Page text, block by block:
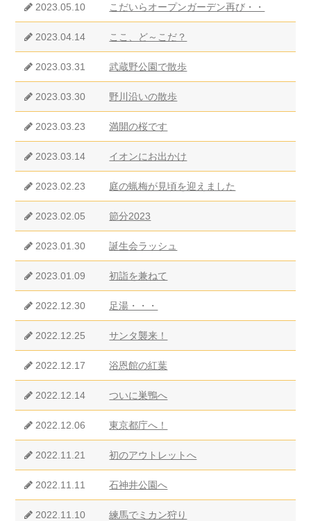
2023.05.10 こだいらオープンガーデン再び・・
2023.04.14 ここ、ど～こだ？
2023.03.31 武蔵野公園で散歩
2023.03.30 野川沿いの散歩
2023.03.23 満開の桜です
2023.03.14 イオンにお出かけ
2023.02.23 庭の蝋梅が見頃を迎えました
2023.02.05 節分2023
2023.01.30 誕生会ラッシュ
2023.01.09 初詣を兼ねて
2022.12.30 足湯・・・
2022.12.25 サンタ襲来！
2022.12.17 浴恩館の紅葉
2022.12.14 ついに巣鴨へ
2022.12.06 東京都庁へ！
2022.11.21 初のアウトレットへ
2022.11.11 石神井公園へ
2022.11.10 練馬でミカン狩り